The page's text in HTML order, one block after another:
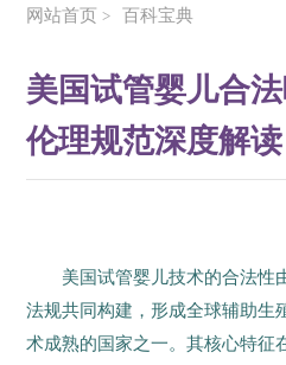
网站首页 > 百科宝典
美国试管婴儿合
伦理规范深度解读
美国试管婴儿技术的合法性
法规共同构建，形成全球辅助生
术成熟的国家之一。其核心特征